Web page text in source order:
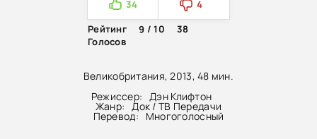
Великобритания, 2013, 48 мин.
Режиссер: Дэн Клифтон
Жанр: Док / ТВ Передачи
Перевод: Многоголосный
34
4
Рейтинг
9 / 10
38
Голосов